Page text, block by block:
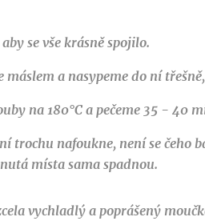
se vše krásně spojilo.
a nasypeme do ní
na 180°C a pečeme 35 - 40
trochu nafoukne, není se čeho
místa sama spadnou.
vychladlý a poprášený